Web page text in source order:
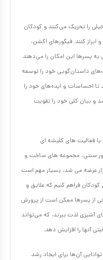
را تحریک می‌کنند و کودکان
کنند. فیگورهای اکشن،
پسرها این امکان را می‌دهند
داستان‌گویی خود را توسعه
احساسات و ایده‌های خود را
و بیان کلی خود را تقویت
فعالیت های کلیشه ای
سنتی، مجموعه های ساخت و
عرضه می شد، بسیار مهم است
فراهم کنیم که علایق و
از پسرها ممکن است از پرورش
آشپزی لذت ببرند، که می‌تواند
آنها را افزایش دهد.
آن‌ها برای ایجاد رشد